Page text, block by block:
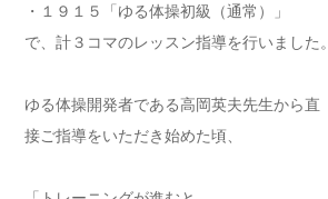
・１９１５「ゆる体操初級（通常）」
で、計３コマのレッスン指導を行いました。
ゆる体操開発者である高岡英夫先生から直
接ご指導をいただき始めた頃、